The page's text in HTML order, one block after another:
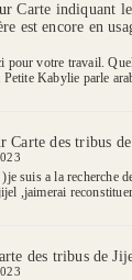
Carte indiquant
est encore en
pour votre travail.
Kabylie parle
Carte des tribus
suis a la recherche
,jaimerai
des tribus de